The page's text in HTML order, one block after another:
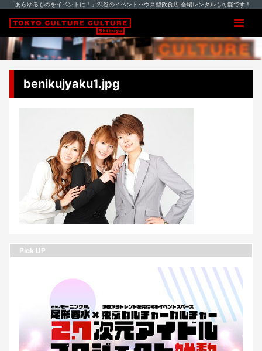
「あらゆるものをイベントに！」渋谷のイベントハウス型飲食店 会場レンタルも可能です！
benikujyaku1.jpg
Pick UP